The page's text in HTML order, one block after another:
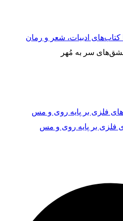
کتاب‌های ادبیات، شعر و رمان
سر به مُهر
فلزی بر پایه روی و مس